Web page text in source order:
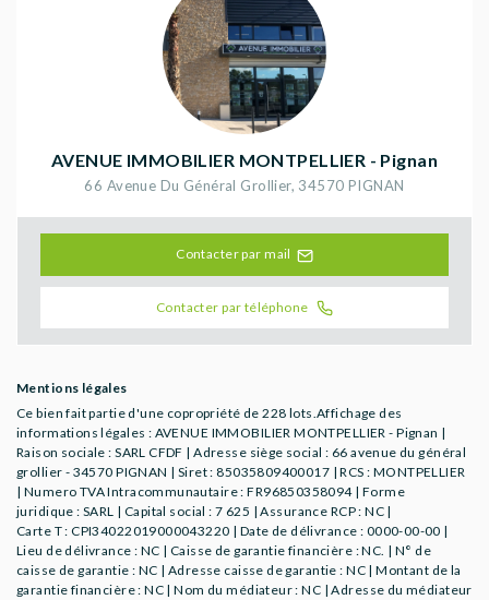
AVENUE IMMOBILIER MONTPELLIER - Pignan
66 Avenue Du Général Grollier, 34570 PIGNAN
Contacter par mail
Contacter par téléphone
Mentions légales
Ce bien fait partie d'une copropriété de 228 lots.Affichage des
informations légales : AVENUE IMMOBILIER MONTPELLIER - Pignan |
Raison sociale : SARL CFDF | Adresse siège social : 66 avenue du général
grollier - 34570 PIGNAN | Siret : 85035809400017 | RCS : MONTPELLIER
| Numero TVA Intracommunautaire : FR96850358094 | Forme
juridique : SARL | Capital social : 7 625 | Assurance RCP : NC |
Carte T : CPI34022019000043220 | Date de délivrance : 0000-00-00 |
Lieu de délivrance : NC | Caisse de garantie financière : NC. | N° de
caisse de garantie : NC | Adresse caisse de garantie : NC | Montant de la
garantie financière : NC | Nom du médiateur : NC | Adresse du médiateur